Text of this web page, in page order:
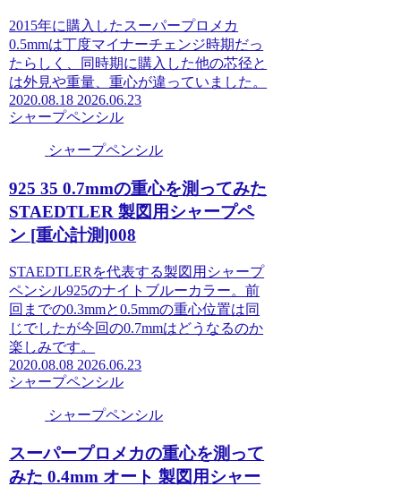
2015年に購入したスーパープロメカ
0.5mmは丁度マイナーチェンジ時期だっ
たらしく、同時期に購入した他の芯径と
は外見や重量、重心が違っていました。
2020.08.18 2026.06.23
シャープペンシル
シャープペンシル
925 35 0.7mmの重心を測ってみた
STAEDTLER 製図用シャープペ
ン [重心計測]008
STAEDTLERを代表する製図用シャープ
ペンシル925のナイトブルーカラー。前
回までの0.3mmと0.5mmの重心位置は同
じでしたが今回の0.7mmはどうなるのか
楽しみです。
2020.08.08 2026.06.23
シャープペンシル
シャープペンシル
スーパープロメカの重心を測って
みた 0.4mm オート 製図用シャー